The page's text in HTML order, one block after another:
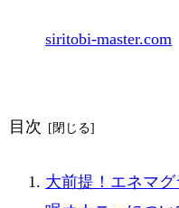
siritobi-master.com
目次
大前提！エネマ